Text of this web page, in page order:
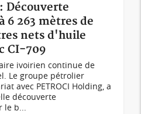
Découverte
6 263 mètres de
nets d'huile
CI-709
ivoirien continue de
Le groupe pétrolier
avec PETROCI Holding, a
découverte
le b...